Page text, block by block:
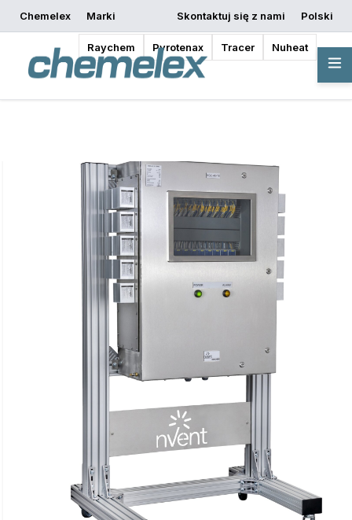
Chemelex Marki
Raychem Pyrotenax Tracer Nuheat
Skontaktuj się z nami
Polski
Poproś o wycenę
Gdzie kupić
Rozpocznij
Przegląd